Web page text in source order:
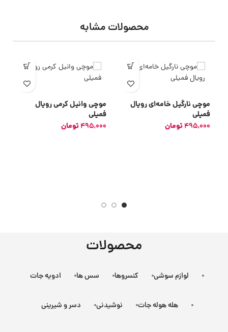
محصولات مشابه
موچی نارگیل خامه‌ای رویال
فمیلی
495,000تومان
موچی وانیل کرمی رویال
فمیلی
495,000تومان
محصولات
لوازم سوشی کنسروها سس ها ادویه جات
هله هوله جات نوشیدنی دسر و شیرینی